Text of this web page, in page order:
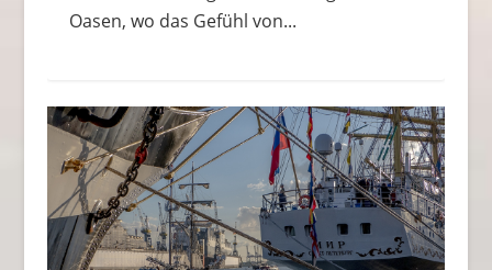
Oasen, wo das Gefühl von...